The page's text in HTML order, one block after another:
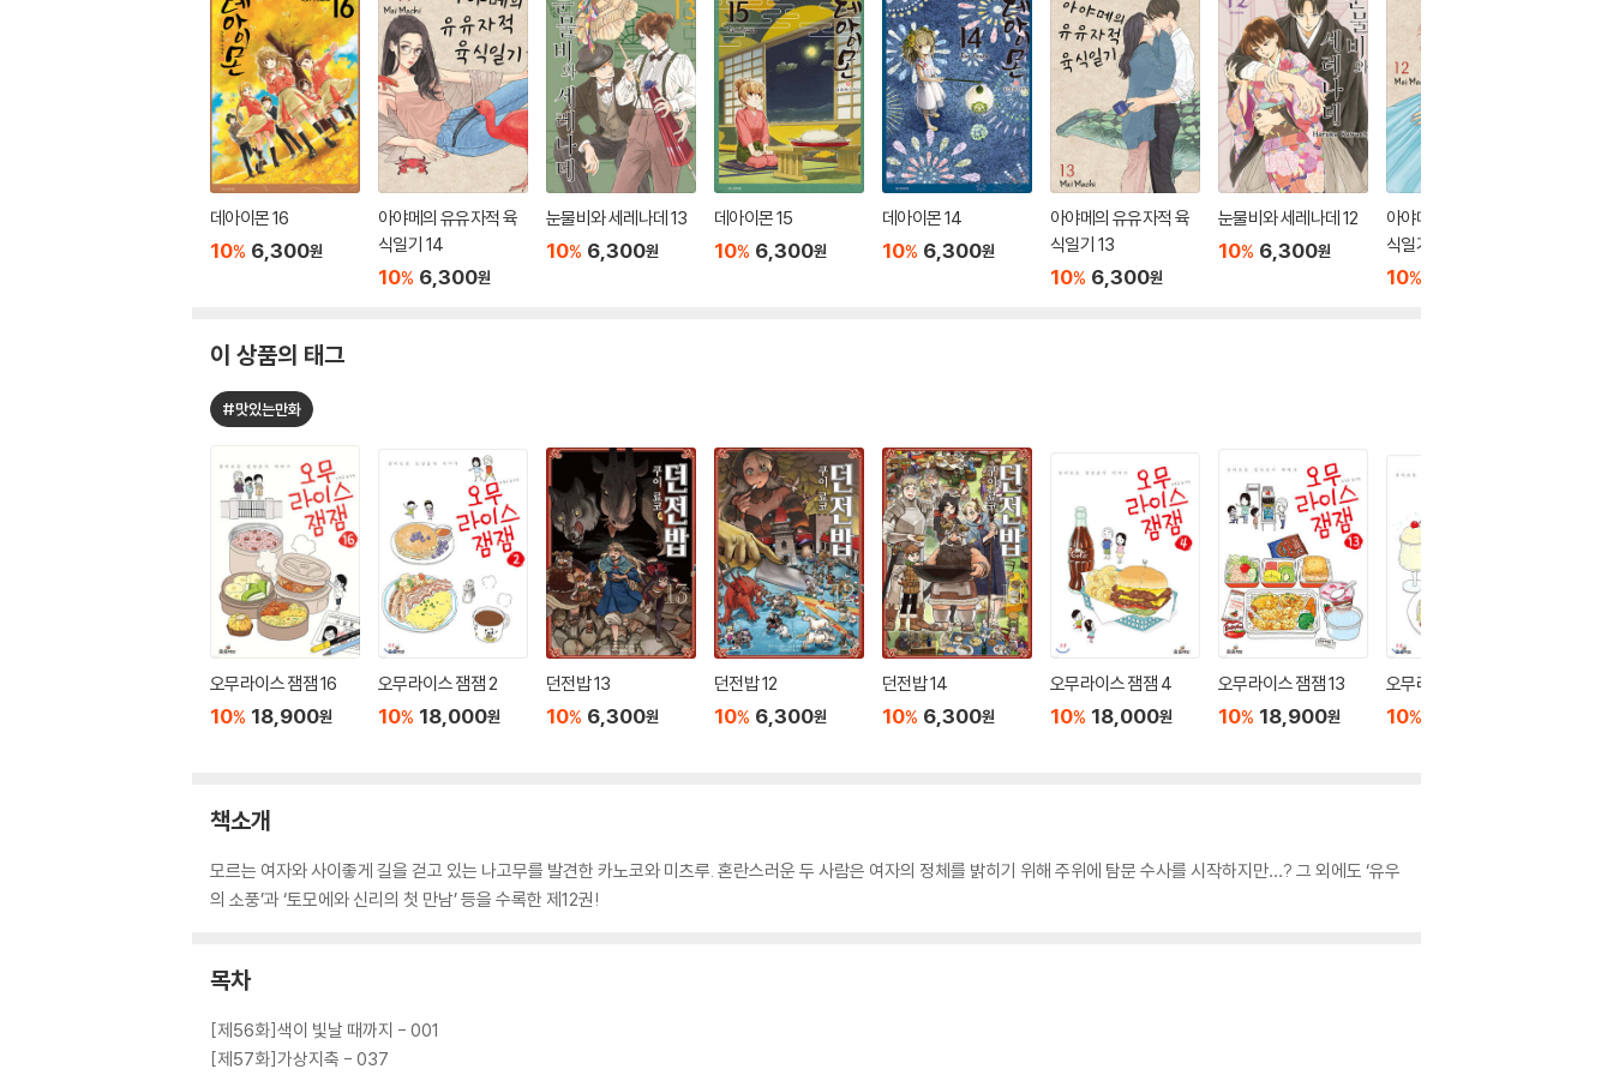
데아이몬 16
10% 6,300원
아야메의 유유자적 육
식일기 14
10% 6,300원
눈물비와 세레나데 13
10% 6,300원
데아이몬 15
10% 6,300원
데아이몬 14
10% 6,300원
아야메의 유유자적 육
식일기 13
10% 6,300원
눈물비와 세레나데 12
10% 6,300원
아야메의 유유자적 육
식일기 12
10%
이 상품의 태그
#맛있는만화
오무라이스 잼잼 16
10% 18,900원
오무라이스 잼잼 2
10% 18,000원
던전밥 13
10% 6,300원
던전밥 12
10% 6,300원
던전밥 14
10% 6,300원
오무라이스 잼잼 4
10% 18,000원
오무라이스 잼잼 13
10% 18,900원
오무라이스 잼잼 5
10%
책소개
모르는 여자와 사이좋게 길을 걷고 있는 나고무를 발견한 카노코와 미츠루. 혼란스러운 두 사람은 여자의 정체를 밝히기 위해 주위에 탐문 수사를 시작하지만…? 그 외에도 ‘유우
의 소풍’과 ‘토모에와 신리의 첫 만남’ 등을 수록한 제12권!
목차
[제56화]색이 빛날 때까지 - 001
[제57화]가상지축 - 037